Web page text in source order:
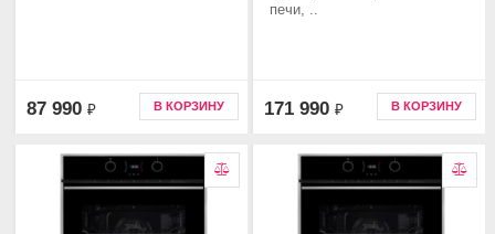
87 990 ₽ В КОРЗИНУ
печи, ..
171 990 ₽ В КОРЗИНУ